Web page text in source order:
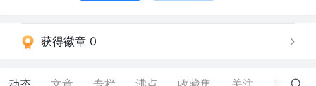
获得徽章 0